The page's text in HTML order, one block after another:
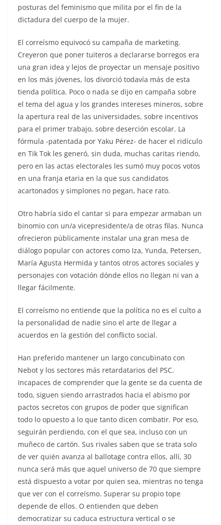
posturas del feminismo que milita por el fin de la
dictadura del cuerpo de la mujer.
El correísmo equivocó su campaña de marketing.
Creyeron que poner tuiteros a declararse borregos era
una gran idea y lejos de proyectar un mensaje positivo
en los más jóvenes, los divorció todavía más de esta
tienda política. Poco o nada se dijo en campaña sobre
el tema del agua y los grandes intereses mineros, sobre
la apertura real de las universidades, sobre incentivos
para el primer trabajo, sobre deserción escolar. La
fórmula -patentada por Yaku Pérez- de hacer el ridículo
en Tik Tok les generó, sin duda, muchas caritas riendo,
pero en las actas electorales les sumó muy pocos votos
en una franja etaria en la que sus candidatos
acartonados y simplones no pegan, hace rato.
Otro habría sido el cantar si para empezar armaban un
binomio con un/a vicepresidente/a de otras filas. Nunca
ofrecieron públicamente instalar una gran mesa de
diálogo popular con actores como Iza, Yunda, Petersen,
María Agusta Hermida y tantos otros actores sociales y
personajes con votación dónde ellos no llegan ni van a
llegar fácilmente.
El correísmo no entiende que la política no es el culto a
la personalidad de nadie sino el arte de llegar a
acuerdos en la gestión del conflicto social.
Han preferido mantener un largo concubinato con
Nebot y los sectores más retardatarios del PSC.
Incapaces de comprender que la gente se da cuenta de
todo, siguen siendo arrastrados hacia el abismo por
pactos secretos con grupos de poder que significan
todo lo opuesto a lo que tanto dicen combatir. Por eso,
seguirán perdiendo, con el que sea, incluso con un
muñeco de cartón. Sus rivales saben que se trata solo
de ver quién avanza al ballotage contra ellos, allí, 30
nunca será más que aquel universo de 70 que siempre
está dispuesto a votar por quien sea, mientras no tenga
que ver con el correísmo. Superar su propio tope
depende de ellos. O entienden que deben
democratizar su caduca estructura vertical o se